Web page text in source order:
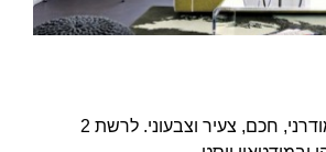
CB2 מציעה ריהוט מודרני, חכם, צעיר וצבעוני. לרשת 2